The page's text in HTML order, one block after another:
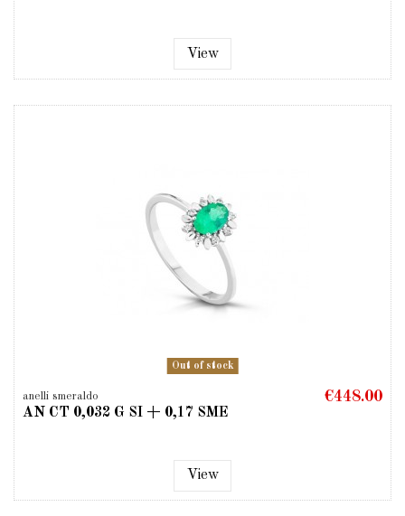
View
Out of stock
anelli smeraldo
AN CT 0,032 G SI + 0,17 SME
€448.00
View